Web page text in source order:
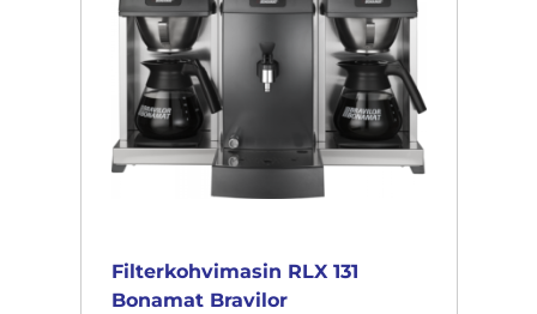
Filterkohvimasin RLX 131
Bonamat Bravilor